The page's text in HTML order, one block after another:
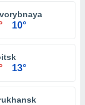
10°
13°